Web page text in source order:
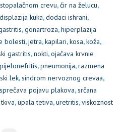
crevu,čir na želucu,
displazija kuka,dodaci ishrani,
,gonartroza,hiperplazija
bolesti,jetra,kapilari,kosa,koža,
gastritis,nokti,ojačava krvnie
pijelonefritis,pneumonija,razmena
lek,sindrom nervoznog crevaa,
sprečava pojavu plakova,srčana
tkiva,upala tetiva,uretritis,viskoznost